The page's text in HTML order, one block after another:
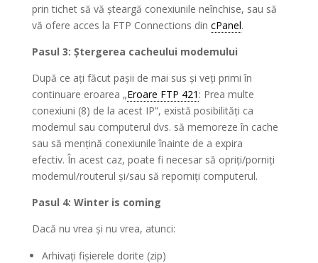
prin tichet să vă șteargă conexiunile neînchise, sau să
vă ofere acces la FTP Connections din cPanel.
Pasul 3: Ștergerea cacheului modemului
După ce ați făcut pașii de mai sus și veți primi în
continuare eroarea „Eroare FTP 421 : Prea multe
conexiuni (8) de la acest IP”, există posibilități ca
modemul sau computerul dvs. să memoreze în cache
sau să mențină conexiunile înainte de a expira
efectiv. În acest caz, poate fi necesar să opriți/porniți
modemul/routerul și/sau să reporniți computerul.
Pasul 4: Winter is coming
Dacă nu vrea și nu vrea, atunci:
Arhivați fișierele dorite (zip)